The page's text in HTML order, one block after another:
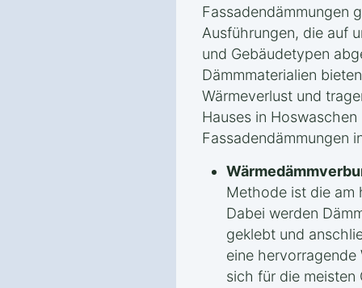
Fassadendämmungen
Ausführungen, die auf
und Gebäudetypen
Dämmmaterialien
Wärmeverlust und
Hauses in
Fassadendämmungen
Methode ist die am
Dabei werden
geklebt und
eine hervorragende
sich für die meisten